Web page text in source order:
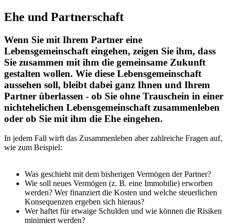
Ehe und Partnerschaft
Wenn Sie mit Ihrem Partner eine
Lebensgemeinschaft eingehen, zeigen Sie ihm, dass
Sie zusammen mit ihm die gemeinsame Zukunft
gestalten wollen. Wie diese Lebensgemeinschaft
aussehen soll, bleibt dabei ganz Ihnen und Ihrem
Partner überlassen - ob Sie ohne Trauschein in einer
nichtehelichen Lebensgemeinschaft zusammenleben
oder ob Sie mit ihm die Ehe eingehen.
In jedem Fall wirft das Zusammenleben aber zahlreiche Fragen auf,
wie zum Beispiel:
Was geschieht mit dem bisherigen Vermögen der Partner?
Wie soll neues Vermögen (z. B. eine Immobilie) erworben
werden? Wer finanziert die Kosten und welche steuerlichen
Konsequenzen ergeben sich hieraus?
Wer haftet für etwaige Schulden und wie können die Risiken
minimiert werden?